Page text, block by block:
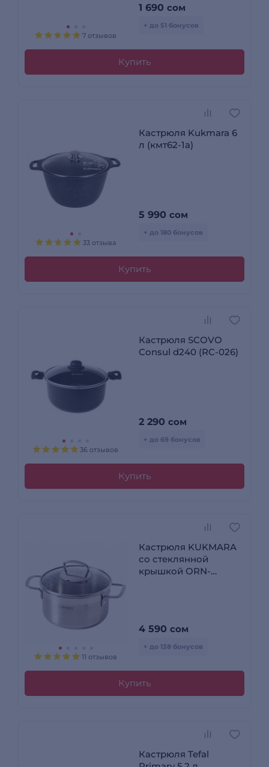
7 отзывов
1 690 сом
+ до 51 бонусов
Купить
33 отзыва
Кастрюля Kukmara 6
л (кмт62-1а)
5 990 сом
+ до 180 бонусов
Купить
36 отзывов
Кастрюля SCOVO
Consul d240 (RC-026)
2 290 сом
+ до 69 бонусов
Купить
11 отзывов
Кастрюля KUKMARA
со стеклянной
крышкой ORN-
4 590 сом
+ до 138 бонусов
Купить
Кастрюля Tefal